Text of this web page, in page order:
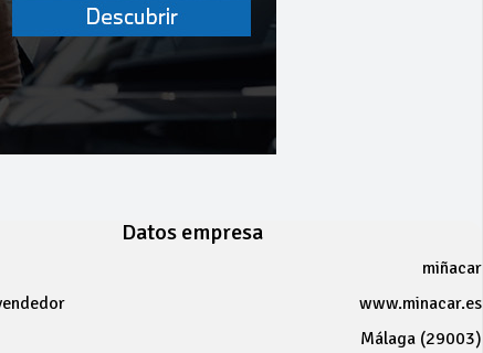
Datos empresa
miñacar
www.minacar.es
Málaga (29003)